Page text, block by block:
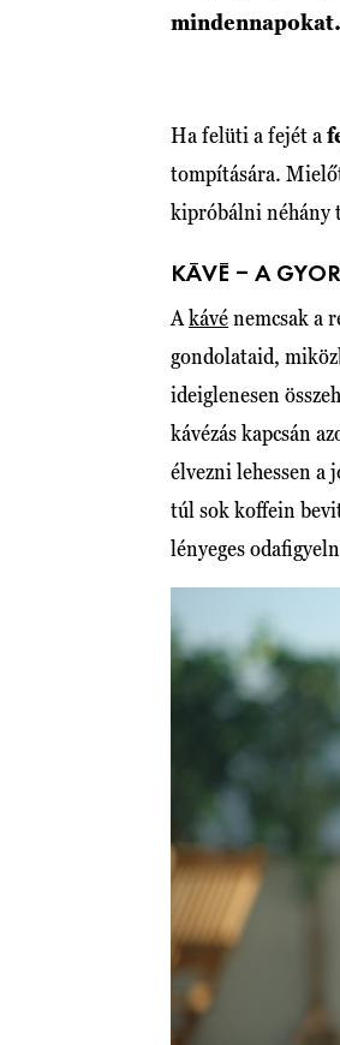
mindennapokat.
Ha felüti a fejét a
tompítására.
kipróbálni néhány
KÁVÉ – A
Akávénemcsak a
gondolataid,
ideiglenesen
kávézás kapcsán
élvezni lehessen a
túl sok koffein
lényeges